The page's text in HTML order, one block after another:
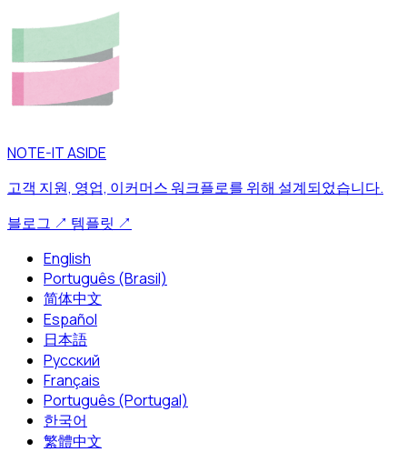
NOTE-IT ASIDE
고객 지원, 영업, 이커머스 워크플로를 위해 설계되었습니다.
블로그 ↗ 템플릿 ↗
English
Português (Brasil)
简体中文
Español
日本語
Русский
Français
Português (Portugal)
한국어
繁體中文